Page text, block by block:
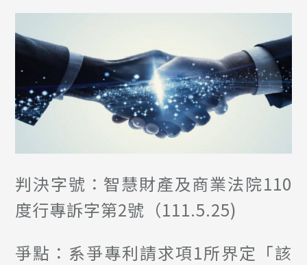
判決字號：智慧財產及商業法院110
度行專訴字第2號（111.5.25)
爭點：系爭專利請求項1所界定「該